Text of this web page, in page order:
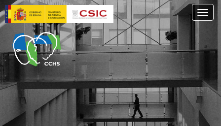
Pasar
al
contenido
principal